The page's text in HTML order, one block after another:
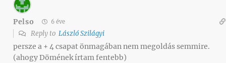
Pelso 6 éve
Reply to László Szilágyi
persze a + 4 csapat önmagában nem megoldás semmire.
(ahogy Dömének írtam fentebb)